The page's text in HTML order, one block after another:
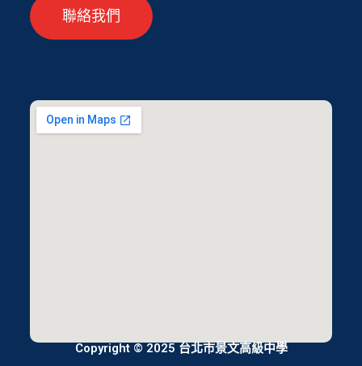
聯絡我們
Copyright © 2025 台北市景文高級中學